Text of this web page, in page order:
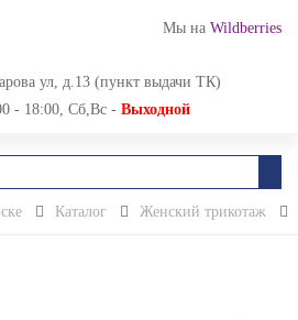
Мы на Wildberries
ул, д.13 (пункт выдачи ТК)
- 18:00, Сб,Вс - Выходной
Каталог Женский трикотаж